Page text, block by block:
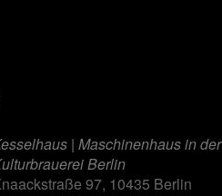
| Maschinenhaus in der
Berlin
97, 10435 Berlin